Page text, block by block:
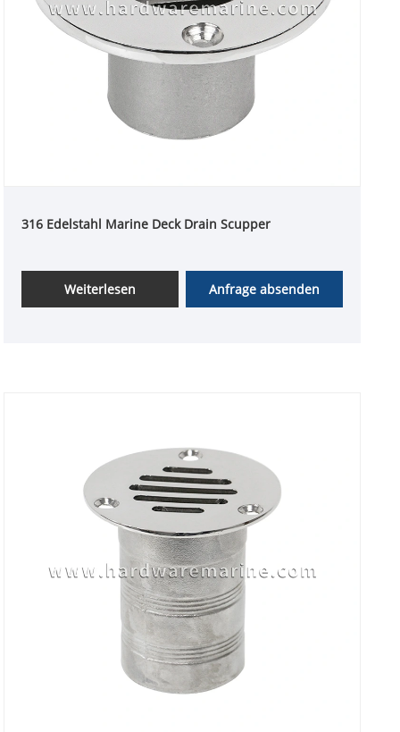
316 Edelstahl Marine Deck Drain Scupper
Weiterlesen Anfrage absenden